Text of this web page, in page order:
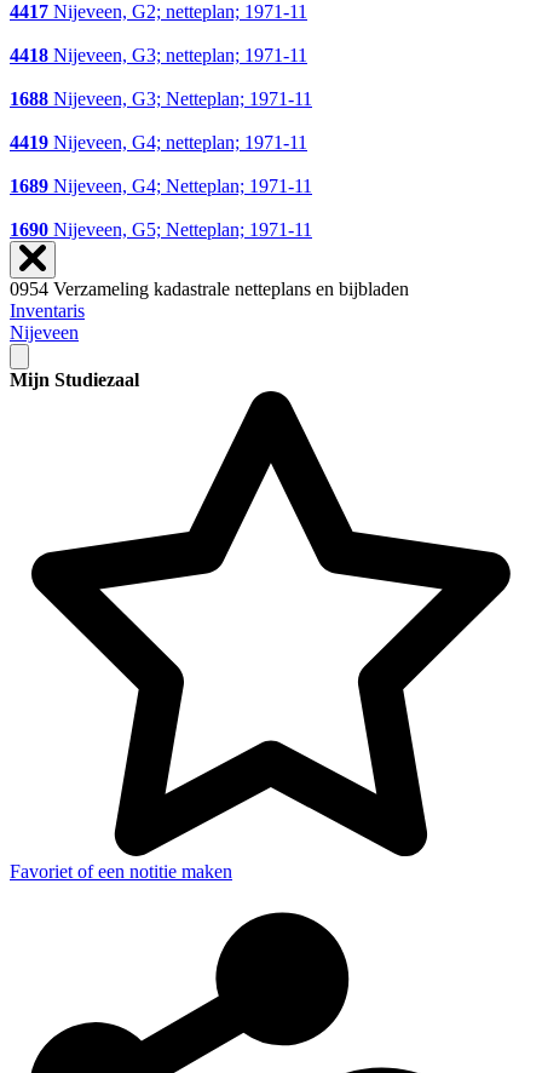
4417 Nijeveen, G2; netteplan; 1971-11
4418 Nijeveen, G3; netteplan; 1971-11
1688 Nijeveen, G3; Netteplan; 1971-11
4419 Nijeveen, G4; netteplan; 1971-11
1689 Nijeveen, G4; Netteplan; 1971-11
1690 Nijeveen, G5; Netteplan; 1971-11
0954 Verzameling kadastrale netteplans en bijbladen
Inventaris
Nijeveen
Mijn Studiezaal
Favoriet of een notitie maken